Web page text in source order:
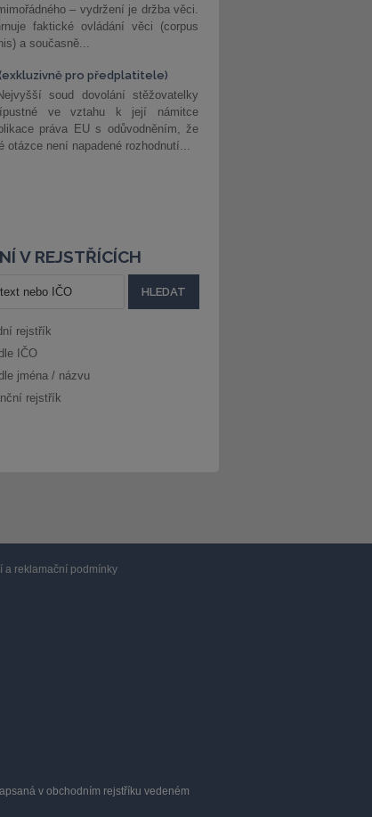
– vydržení je držba věci.
faktické ovládání věci (corpus
a současně...
(exkluzivně pro předplatitele)
soud dovolání stěžovatelky
ve vztahu k její námitce
práva EU s odůvodněním, že
otázce není napadené rozhodnutí...
V REJSTŘÍCÍCH
rejstřík
IČO
jména / názvu
rejstřík
a reklamační podmínky
v obchodním rejstříku vedeném